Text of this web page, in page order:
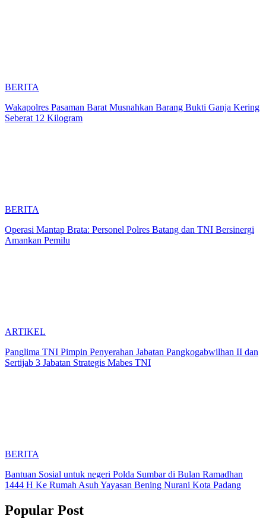
BERITA
Wakapolres Pasaman Barat Musnahkan Barang Bukti Ganja Kering
Seberat 12 Kilogram
BERITA
Operasi Mantap Brata: Personel Polres Batang dan TNI Bersinergi
Amankan Pemilu
ARTIKEL
Panglima TNI Pimpin Penyerahan Jabatan Pangkogabwilhan II dan
Sertijab 3 Jabatan Strategis Mabes TNI
BERITA
Bantuan Sosial untuk negeri Polda Sumbar di Bulan Ramadhan
1444 H Ke Rumah Asuh Yayasan Bening Nurani Kota Padang
Popular Post